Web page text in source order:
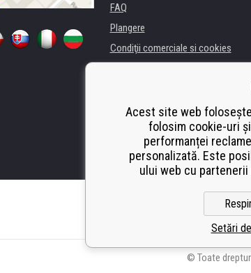
FAQ
Plangere
Condiţii comerciale si cookies
Închirierea de imprimante
Performanță de înlocuire
Odstoupení od smlouvy
© Toate
Acest site web
folosim cookie-uri
performanței
personalizată. Este
ului web cu
Setări